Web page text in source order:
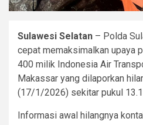
Sulawesi Selatan – Polda
cepat memaksimalkan upaya
400 milik Indonesia Air
Makassar yang dilaporkan
(17/1/2026) sekitar pukul
Informasi awal hilangnya